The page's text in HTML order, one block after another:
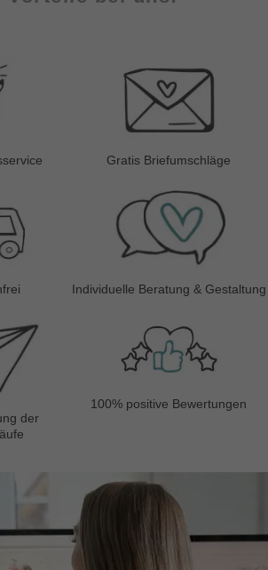
Gratis Briefumschläge
Individuelle Beratung & Gestaltung
der
100% positive Bewertungen